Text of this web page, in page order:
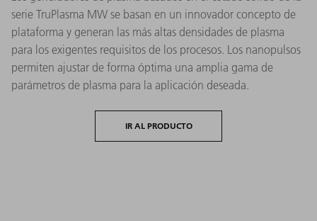
serie TruPlasma MW se basan en un innovador concepto de
plataforma y generan las más altas densidades de plasma
para los exigentes requisitos de los procesos. Los nanopulsos
permiten ajustar de forma óptima una amplia gama de
parámetros de plasma para la aplicación deseada.
IR AL PRODUCTO